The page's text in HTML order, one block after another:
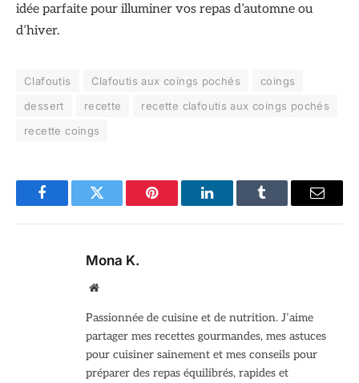
idée parfaite pour illuminer vos repas d’automne ou
d’hiver.
Clafoutis Clafoutis aux coings pochés
coings
dessert
recette
recette clafoutis aux coings pochés
recette coings
FacebookTwitter Pinterest LinkedInTumblr Email
Mona K.
Site
Passionnée de cuisine et de nutrition. J’aime
partager mes recettes gourmandes, mes astuces
pour cuisiner sainement et mes conseils pour
préparer des repas équilibrés, rapides et